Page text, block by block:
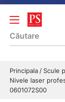
Principala Scule
Nivele laser
0601072S00